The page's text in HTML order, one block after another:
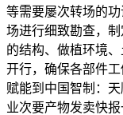
等需要屡次转场的
场进行细致勘查，
的结构、做植环境
开行，确保各部件
赋能到中国智制：天
业次要产物发卖快